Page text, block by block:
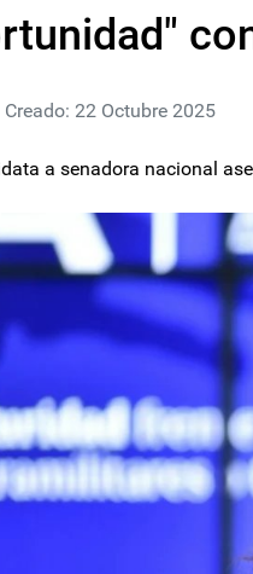
Creado: 22 Octubre 2025
a senadora nacional